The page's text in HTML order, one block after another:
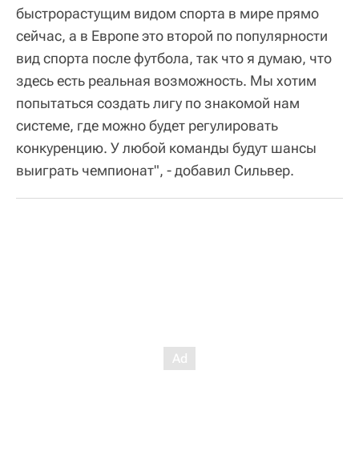
быстрорастущим видом спорта в мире прямо
сейчас, а в Европе это второй по популярности
вид спорта после футбола, так что я думаю, что
здесь есть реальная возможность. Мы хотим
попытаться создать лигу по знакомой нам
системе, где можно будет регулировать
конкуренцию. У любой команды будут шансы
выиграть чемпионат", - добавил Сильвер.